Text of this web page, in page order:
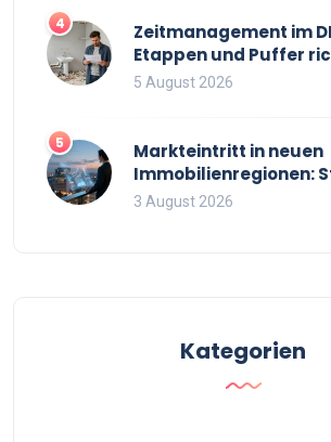
4
Zeitmanagement im
Etappen und Puffer
5 August 2026
5
Markteintritt in neuen
Immobilienregionen:
Risiken und Checkliste
3 August 2026
Kategorien